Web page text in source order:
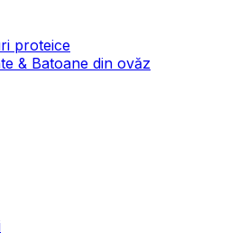
proteice
& Batoane din ovăz